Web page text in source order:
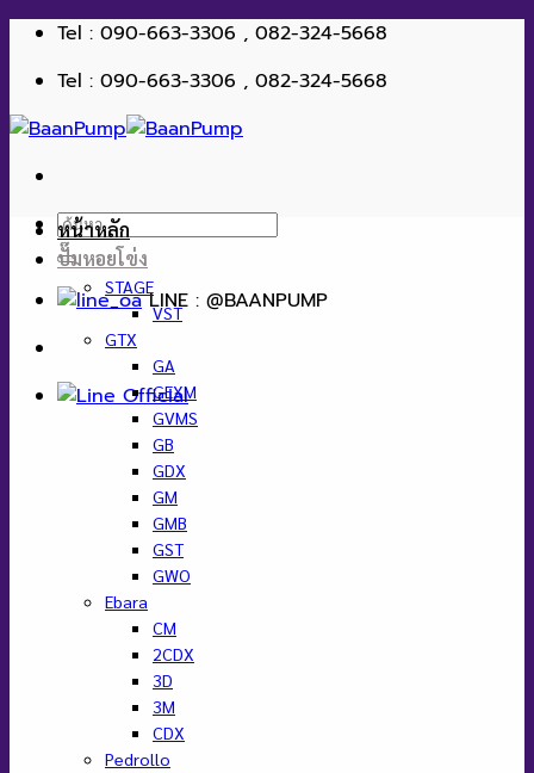
ข้าม
เนื้อหา
Tel : 090-663-3306 , 082-324-5668
Tel : 090-663-3306 , 082-324-5668
ค้นหา:
LINE : @BAANPUMP
หน้าหลัก
ปั๊มหอยโข่ง
STAGE
VST
GTX
GA
GEXM
GVMS
GB
GDX
GM
GMB
GST
GWO
Ebara
CM
2CDX
3D
3M
CDX
Pedrollo